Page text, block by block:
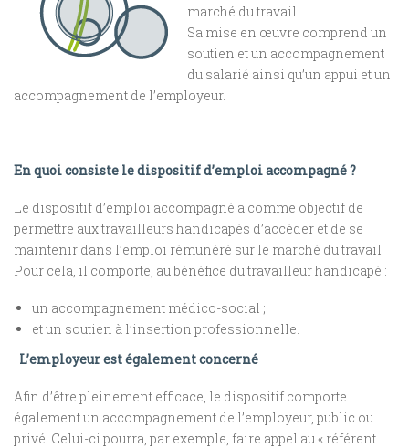
marché du travail.
Sa mise en œuvre comprend un
soutien et un accompagnement
du salarié ainsi qu’un appui et un
accompagnement de l’employeur.
En quoi consiste le dispositif d’emploi accompagné ?
Le dispositif d’emploi accompagné a comme objectif de
permettre aux travailleurs handicapés d’accéder et de se
maintenir dans l’emploi rémunéré sur le marché du travail.
Pour cela, il comporte, au bénéfice du travailleur handicapé :
un accompagnement médico-social ;
et un soutien à l’insertion professionnelle.
L’employeur est également concerné
Afin d’être pleinement efficace, le dispositif comporte
également un accompagnement de l’employeur, public ou
privé. Celui-ci pourra, par exemple, faire appel au « référent